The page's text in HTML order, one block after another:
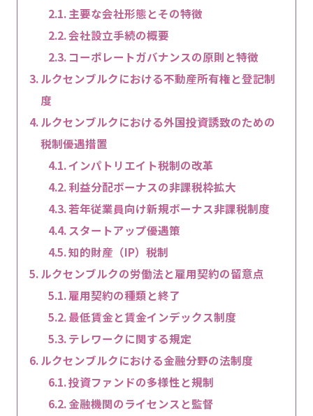
主要な会社形態とその特徴
会社設立手続の概要
コーポレートガバナンスの原則と特徴
ルクセンブルクにおける不動産所有権と登記制
度
ルクセンブルクにおける外国投資誘致のための
税制優遇措置
インパトリエイト税制の改革
利益分配ボーナスの非課税枠拡大
若年従業員向け新規ボーナス非課税制度
スタートアップ優遇策
知的財産（IP）税制
ルクセンブルクの労働法と雇用契約の留意点
雇用契約の種類と終了
最低賃金と賃金インデックス制度
テレワークに関する規定
ルクセンブルクにおける金融分野の法制度
投資ファンドの多様性と規制
金融機関のライセンスと監督